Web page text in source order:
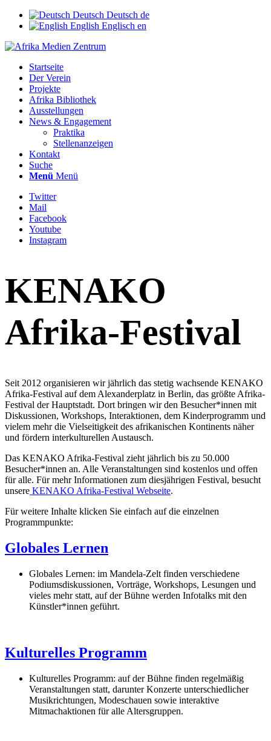
Deutsch Deutsch de
English Englisch en
Startseite
Der Verein
Projekte
Afrika Bibliothek
Ausstellungen
News & Engagement
Praktika
Stellenanzeigen
Kontakt
Suche
Menü Menü
Twitter
Mail
Facebook
Youtube
Instagram
KENAKO
Afrika-Festival
Seit 2012 organisieren wir jährlich das stetig wachsende KENAKO
Afrika-Festival auf dem Alexanderplatz in Berlin, das größte Afrika-
Festival der Hauptstadt. Dort bringen wir den Besucher*innen mit
Diskussionen, Workshops, Interaktionen, dem Kinderprogramm und
vielem mehr die Vielseitigkeit des afrikanischen Kontinents näher
und fördern interkulturellen Austausch.
Das KENAKO Afrika-Festival zieht jährlich bis zu 50.000
Besucher*innen an. Alle Veranstaltungen sind kostenlos und offen
für alle. Für mehr Informationen zum diesjährigen Festival, besucht
unsere KENAKO Afrika-Festival Webseite.
Für weitere Inhalte klicken Sie einfach auf die einzelnen
Programmpunkte:
Globales Lernen
Globales Lernen: im Mandela-Zelt finden verschiedene
Podiumsdiskussionen, Vorträge, Workshops, Lesungen und
vieles mehr statt, auf der Bühne werden Infotalks mit den
Künstler*innen geführt.
Kulturelles Programm
Kulturelles Programm: auf der Bühne finden regelmäßig
Veranstaltungen statt, darunter Konzerte unterschiedlicher
Musikrichtungen, Modeschauen sowie interaktive
Mitmachaktionen für alle Altersgruppen.